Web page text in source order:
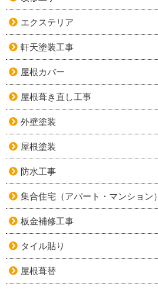
エクステリア
軒天塗装工事
屋根カバー
屋根葺き直し工事
外壁塗装
屋根塗装
防水工事
集合住宅（アパート・マンション）
板金補修工事
タイル貼り
屋根葺替